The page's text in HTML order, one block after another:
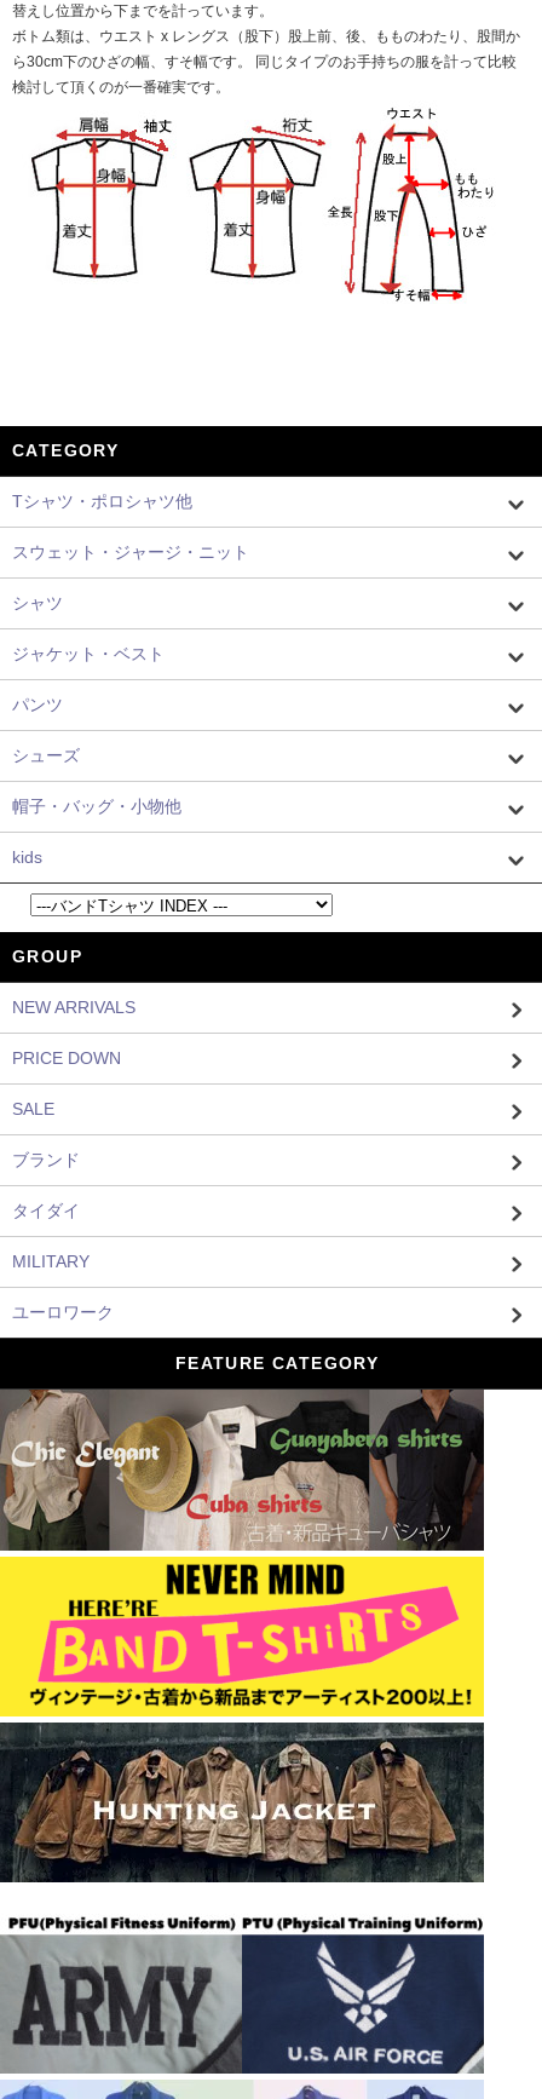
替えし位置から下までを計っています。
ボトム類は、ウエスト x レングス（股下）股上前、後、もものわたり、股間か
ら30cm下のひざの幅、すそ幅です。 同じタイプのお手持ちの服を計って比較
検討して頂くのが一番確実です。
CATEGORY
Tシャツ・ポロシャツ他
スウェット・ジャージ・ニット
シャツ
ジャケット・ベスト
パンツ
シューズ
帽子・バッグ・小物他
kids
GROUP
NEW ARRIVALS
PRICE DOWN
SALE
ブランド
タイダイ
MILITARY
ユーロワーク
FEATURE CATEGORY